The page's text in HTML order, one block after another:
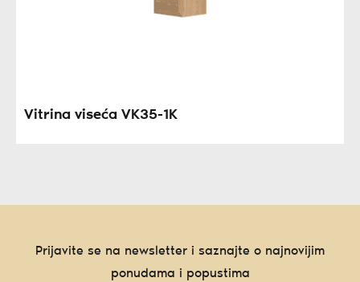
Vitrina viseća VK35-1K
Prijavite se na newsletter i saznajte o najnovijim
ponudama i popustima